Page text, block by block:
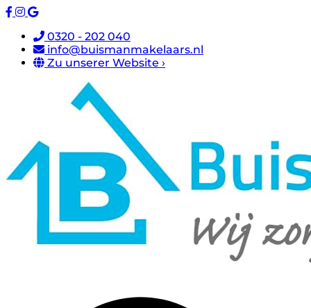
0320 - 202 040
info@buismanmakelaars.nl
Zu unserer Website ›